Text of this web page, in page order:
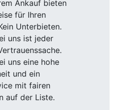
Ankauf bieten
für Ihren
Unterbieten.
uns ist jeder
uns eine hohe
und ein
mit fairen
auf der Liste.